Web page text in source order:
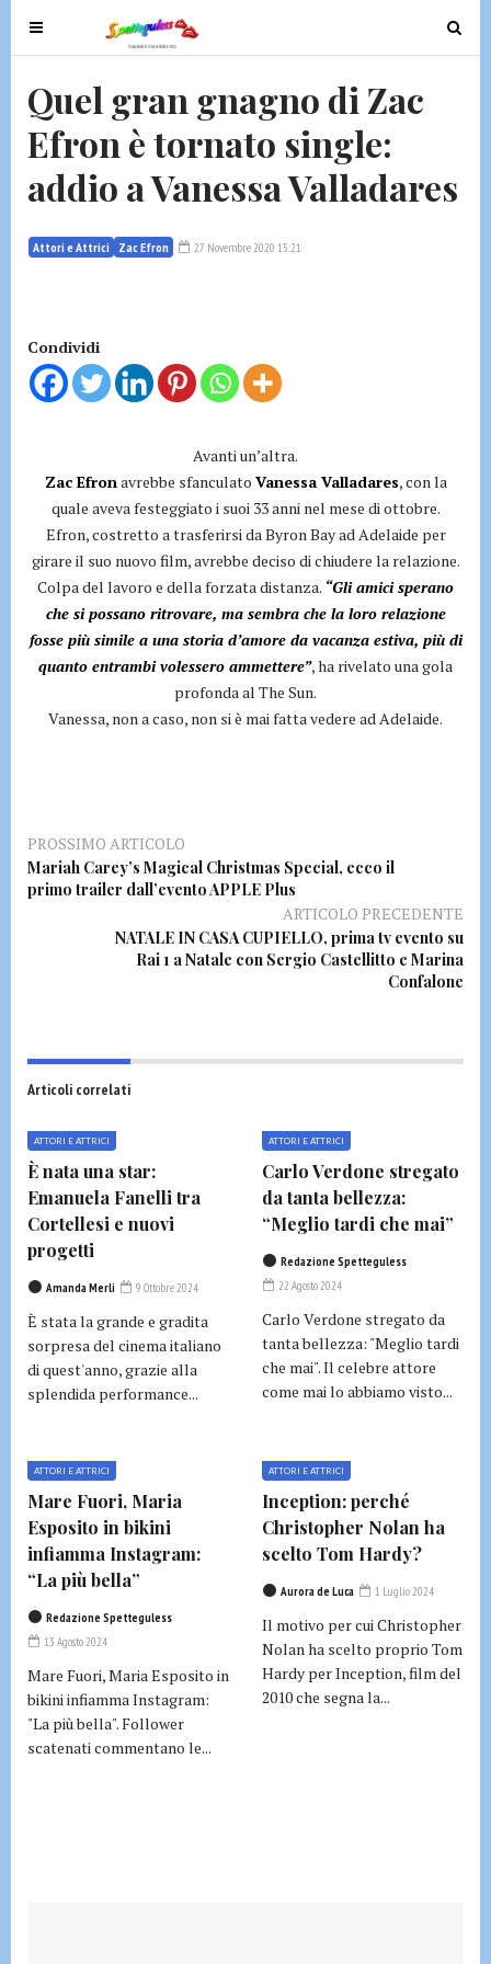
T
o
g
l
e
n
v
i
t
o
T
o
n
Quel gran gnagno di Zac
Efron è tornato single:
addio a Vanessa Valladares
Attori e Attrici Zac Efron 27 Novembre 2020 15:21
Condividi
Avanti un’altra.
Zac Efronavrebbe sfanculato Vanessa Valladares, con la
quale aveva festeggiato i suoi 33 anni nel mese di ottobre.
Efron, costretto a trasferirsi da Byron Bay ad Adelaide per
girare il suo nuovo film, avrebbe deciso di chiudere la relazione.
Colpa del lavoro e della forzata distanza. “Gli amici sperano
che si possano ritrovare, ma sembra che la loro relazione
fosse più simile a una storia d’amore da vacanza estiva, più di
quanto entrambi volessero ammettere”, ha rivelato una gola
profonda al The Sun.
Vanessa, non a caso, non si è mai fatta vedere ad Adelaide.
PROSSIMO ARTICOLO
Mariah Carey’s Magical Christmas Special, ecco il
primo trailer dall’evento APPLE Plus
ARTICOLO PRECEDENTE
NATALE IN CASA CUPIELLO, prima tv evento su
Rai 1 a Natale con Sergio Castellitto e Marina
Confalone
Articoli correlati
ATTORI E ATTRICI
È nata una star:
Emanuela Fanelli tra
Cortellesi e nuovi
progetti
Amanda Merli 9 Ottobre 2024
È stata la grande e gradita
sorpresa del cinema italiano
di quest'anno, grazie alla
splendida performance...
ATTORI E ATTRICI
Carlo Verdone stregato
da tanta bellezza:
“Meglio tardi che mai”
Redazione Spetteguless
22 Agosto 2024
Carlo Verdone stregato da
tanta bellezza: "Meglio tardi
che mai". Il celebre attore
come mai lo abbiamo visto...
ATTORI E ATTRICI
Mare Fuori, Maria
Esposito in bikini
infiamma Instagram:
“La più bella”
Redazione Spetteguless
13 Agosto 2024
Mare Fuori, Maria Esposito in
bikini infiamma Instagram:
"La più bella". Follower
scatenati commentano le...
ATTORI E ATTRICI
Inception: perché
Christopher Nolan ha
scelto Tom Hardy?
Aurora de Luca 1 Luglio 2024
Il motivo per cui Christopher
Nolan ha scelto proprio Tom
Hardy per Inception, film del
2010 che segna la...